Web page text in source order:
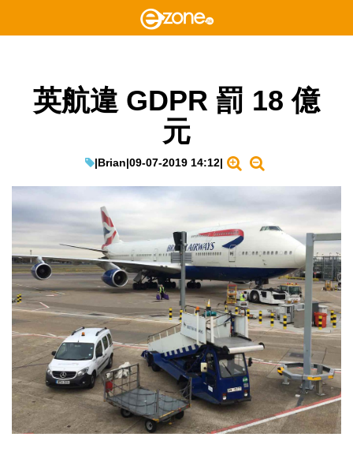
英航違 GDPR 罰 18 億
元
|Brian|09-07-2019 14:12|